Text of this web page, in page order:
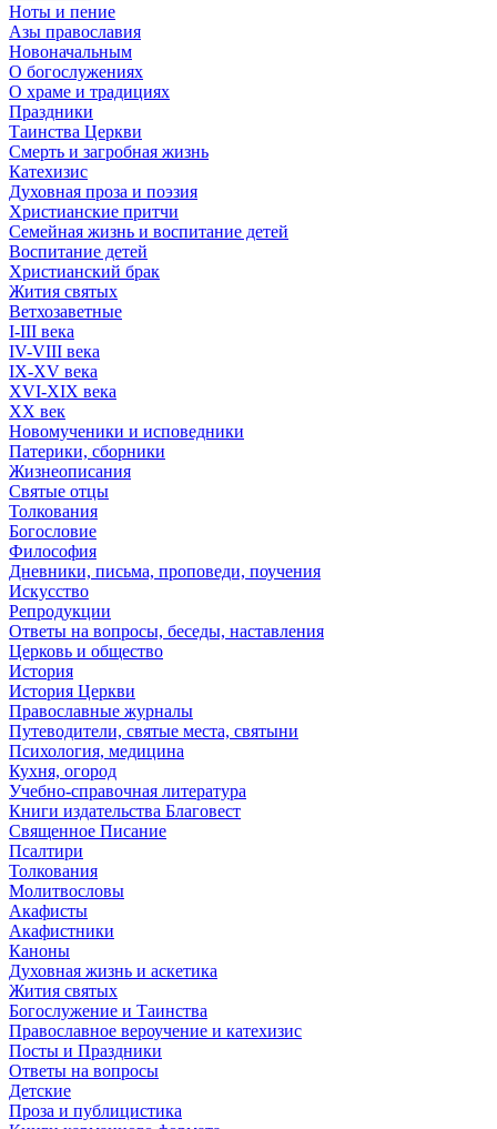
Ноты и пение
Азы православия
Новоначальным
О богослужениях
О храме и традициях
Праздники
Таинства Церкви
Смерть и загробная жизнь
Катехизис
Духовная проза и поэзия
Христианские притчи
Семейная жизнь и воспитание детей
Воспитание детей
Христианский брак
Жития святых
Ветхозаветные
I-III века
IV-VIII века
IX-XV века
XVI-XIX века
XX век
Новомученики и исповедники
Патерики, сборники
Жизнеописания
Святые отцы
Толкования
Богословие
Философия
Дневники, письма, проповеди, поучения
Искусство
Репродукции
Ответы на вопросы, беседы, наставления
Церковь и общество
История
История Церкви
Православные журналы
Путеводители, святые места, святыни
Психология, медицина
Кухня, огород
Учебно-справочная литература
Книги издательства Благовест
Священное Писание
Псалтири
Толкования
Молитвословы
Акафисты
Акафистники
Каноны
Духовная жизнь и аскетика
Жития святых
Богослужение и Таинства
Православное вероучение и катехизис
Посты и Праздники
Ответы на вопросы
Детские
Проза и публицистика